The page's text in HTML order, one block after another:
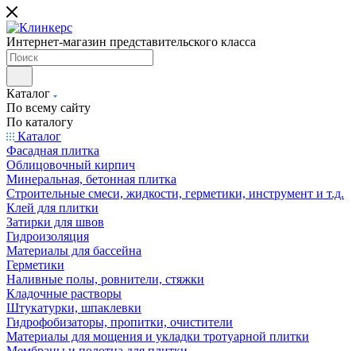
Интернет-магазин представительского класса
Каталог
По всему сайту
По каталогу
Каталог
Фасадная плитка
Облицовочный кирпич
Минеральная, бетонная плитка
Строительные смеси, жидкости, герметики, инструмент и т.д.
Клей для плитки
Затирки для швов
Гидроизоляция
Материалы для бассейна
Герметики
Наливные полы, ровнители, стяжки
Кладочные растворы
Штукатурки, шпаклевки
Гидрофобизаторы, пропитки, очистители
Материалы для мощения и укладки тротуарной плитки